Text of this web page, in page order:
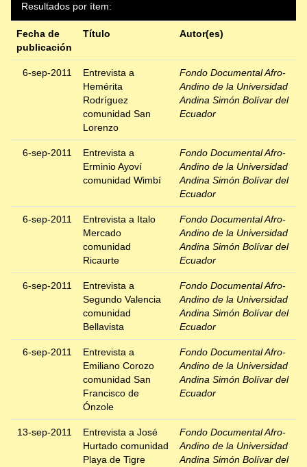
Resultados por ítem:
Fecha de
publicación
Título Autor(es)
6-sep-2011
Entrevista a
Hemérita
Rodríguez
comunidad San
Lorenzo
Fondo Documental Afro-
Andino de la Universidad
Andina Simón Bolívar del
Ecuador
6-sep-2011
Entrevista a
Erminio Ayoví
comunidad Wimbí
Fondo Documental Afro-
Andino de la Universidad
Andina Simón Bolívar del
Ecuador
6-sep-2011
Entrevista a Italo
Mercado
comunidad
Ricaurte
Fondo Documental Afro-
Andino de la Universidad
Andina Simón Bolívar del
Ecuador
6-sep-2011
Entrevista a
Segundo Valencia
comunidad
Bellavista
Fondo Documental Afro-
Andino de la Universidad
Andina Simón Bolívar del
Ecuador
6-sep-2011
Entrevista a
Emiliano Corozo
comunidad San
Francisco de
Ónzole
Fondo Documental Afro-
Andino de la Universidad
Andina Simón Bolívar del
Ecuador
13-sep-2011
Entrevista a José
Hurtado comunidad
Playa de Tigre
Fondo Documental Afro-
Andino de la Universidad
Andina Simón Bolívar del